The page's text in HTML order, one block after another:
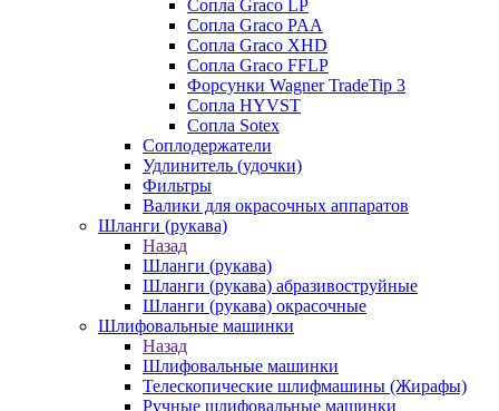
Сопла Graco LP
Сопла Graco PAA
Сопла Graco XHD
Сопла Graco FFLP
Форсунки Wagner TradeTip 3
Сопла HYVST
Сопла Sotex
Соплодержатели
Удлинитель (удочки)
Фильтры
Валики для окрасочных аппаратов
Шланги (рукава)
Назад
Шланги (рукава)
Шланги (рукава) абразивоструйные
Шланги (рукава) окрасочные
Шлифовальные машинки
Назад
Шлифовальные машинки
Телескопические шлифмашины (Жирафы)
Ручные шлифовальные машинки